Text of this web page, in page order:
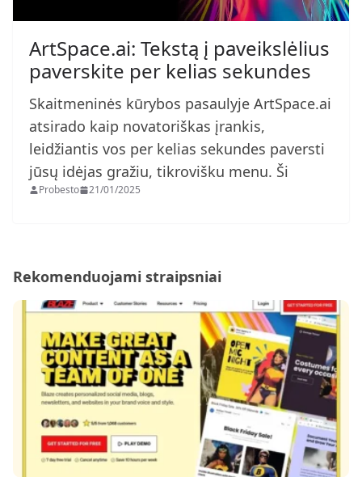
ArtSpace.ai: Tekstą į paveikslėlius
paverskite per kelias sekundes
Skaitmeninės kūrybos pasaulyje ArtSpace.ai
atsirado kaip novatoriškas įrankis,
leidžiantis vos per kelias sekundes paversti
jūsų idėjas gražiu, tikrovišku menu. Ši
Probesto 21/01/2025
Rekomenduojami straipsniai